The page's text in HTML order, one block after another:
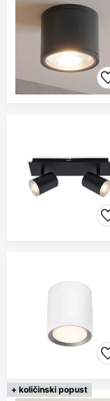
+ količinski popust